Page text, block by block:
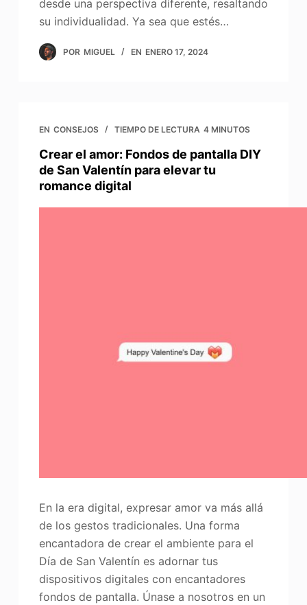
desde una perspectiva diferente, resaltando
su individualidad. Ya sea que estés…
POR MIGUEL EN ENERO 17, 2024
EN CONSEJOS TIEMPO DE LECTURA 4 MINUTOS
Crear el amor: Fondos de pantalla DIY
de San Valentín para elevar tu
romance digital
En la era digital, expresar amor va más allá
de los gestos tradicionales. Una forma
encantadora de crear el ambiente para el
Día de San Valentín es adornar tus
dispositivos digitales con encantadores
fondos de pantalla. Únase a nosotros en un